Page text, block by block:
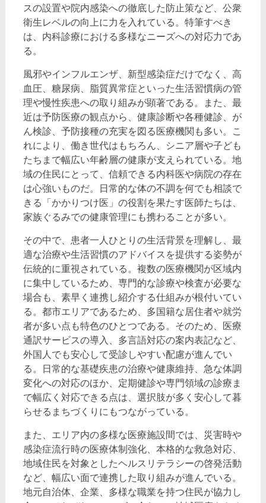
スの設置や院内感染への徹底した防止策など、公衆
衛生レベルの向上に力を入れている。特筆すべき
は、内科診療における多様なニーズへの対応力であ
る。
風邪やインフルエンザ、新型感染症だけでなく、高
血圧、糖尿病、脂質異常症といった生活習慣病の管
理や慢性疾患への取り組みが顕著である。また、最
近は予防医療の観点から、健康診断や各種健診、が
ん検診、予防接種の充実を図る医療機関も多い。こ
れにより、働き世代はもちろん、シニア層や子ども
たちまで幅広い年齢層の健康が支えられている。地
域の住民にとって、信頼できる内科医や病院の存在
は心強いものだ。日常的な体の不調を何でも相談で
きる「かかりつけ医」の役割を果たす医師たちは、
家族ぐるみでの健康管理にも携わることが多い。
その中で、患者一人ひとりの生活背景を理解し、最
適な治療や生活習慣のアドバイスを提供する姿勢が
伝統的に重視されている。複数の医療機関が区域内
に集中しているため、専門的な診療や検査が必要な
場合も、素早く連携し紹介する仕組みが根付いてい
る。都市エリアであるため、多国籍な居住者や就労
者が多い点も特色のひとつである。そのため、医療
通訳サービスの導入、多言語対応の案内表記など、
外国人でも安心して受診しやすい配慮が進んでい
る。日常的な基礎疾患の治療や健康維持、急な体調
変化への対応のほか、定期健診や専門領域の診療ま
で幅広く対応できる点は、選択肢が多く安心して暮
らせるまちづくりにもつながっている。
また、エリア内の多様な医療施設間では、災害時や
感染症流行時の医療体制強化、本格的な救急対応、
地域住民を対象としたヘルスリテラシーの啓発活動
など、幅広い面で連携した取り組みが進んでいる。
地元自治体、企業、多様な職業を持つ住民が協力し